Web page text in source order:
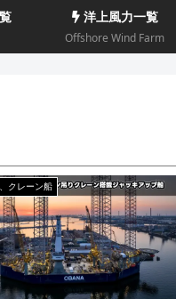
洋上風力一覧
Offshore Wind Farm
クレーン船